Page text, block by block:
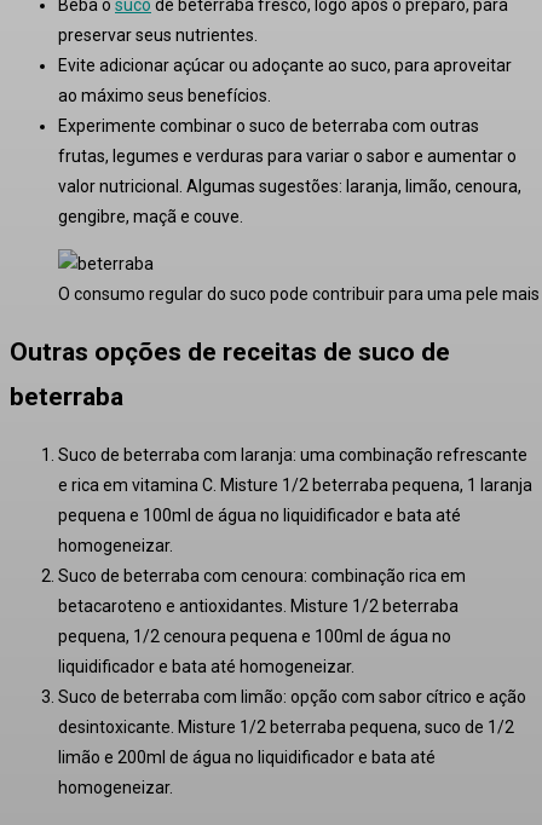
Beba o suco de beterraba fresco, logo após o preparo, para
preservar seus nutrientes.
Evite adicionar açúcar ou adoçante ao suco, para aproveitar
ao máximo seus benefícios.
Experimente combinar o suco de beterraba com outras
frutas, legumes e verduras para variar o sabor e aumentar o
valor nutricional. Algumas sugestões: laranja, limão, cenoura,
gengibre, maçã e couve.
O consumo regular do suco pode contribuir para uma pele
Outras opções de receitas de suco de
beterraba
Suco de beterraba com laranja: uma combinação refrescante
e rica em vitamina C. Misture 1/2 beterraba pequena, 1 laranja
pequena e 100ml de água no liquidificador e bata até
homogeneizar.
Suco de beterraba com cenoura: combinação rica em
betacaroteno e antioxidantes. Misture 1/2 beterraba
pequena, 1/2 cenoura pequena e 100ml de água no
liquidificador e bata até homogeneizar.
Suco de beterraba com limão: opção com sabor cítrico e ação
desintoxicante. Misture 1/2 beterraba pequena, suco de 1/2
limão e 200ml de água no liquidificador e bata até
homogeneizar.